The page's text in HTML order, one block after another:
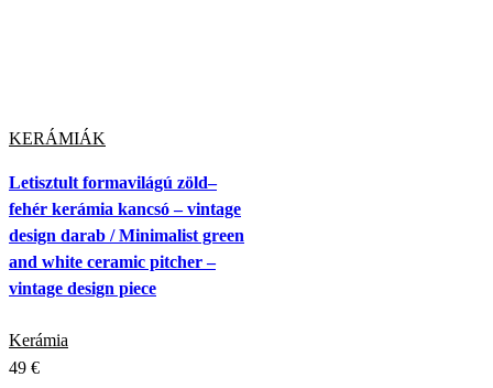
KERÁMIÁK
Letisztult formavilágú zöld–
fehér kerámia kancsó – vintage
design darab / Minimalist green
and white ceramic pitcher –
vintage design piece
Kerámia
49 €